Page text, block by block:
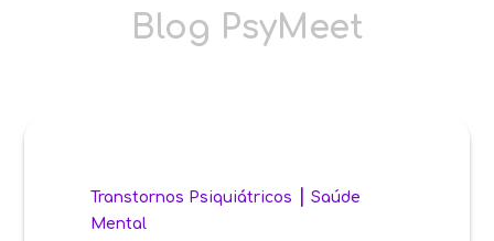
Blog PsyMeet
Transtornos Psiquiátricos |Saúde
Mental